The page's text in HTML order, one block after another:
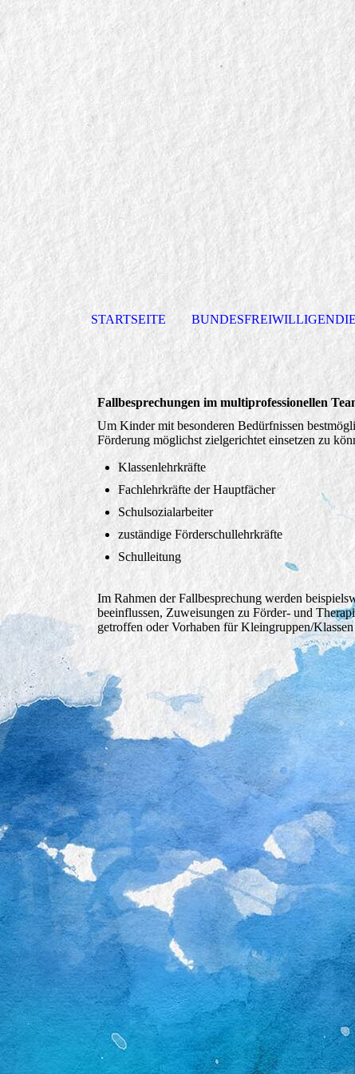
STARTSEITE
Fallbesprechungen im multiprofessionellen
Um Kinder mit besonderen Bedürfnissen
Förderung möglichst zielgerichtet einsetzen zu
Klassenlehrkräfte
Fachlehrkräfte der Hauptfächer
Schulsozialarbeiter
zuständige Förderschullehrkräfte
Schulleitung
Im Rahmen der Fallbesprechung werden
beeinflussen, Zuweisungen zu Förder- und
getroffen oder Vorhaben für Kleingruppen/